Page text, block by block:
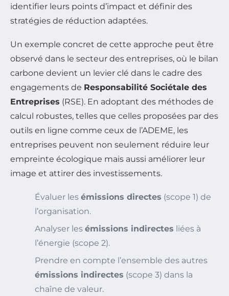
identifier leurs points d’impact et définir des
stratégies de réduction adaptées.
Un exemple concret de cette approche peut être
observé dans le secteur des entreprises, où le bilan
carbone devient un levier clé dans le cadre des
engagements de Responsabilité Sociétale des
Entreprises (RSE). En adoptant des méthodes de
calcul robustes, telles que celles proposées par des
outils en ligne comme ceux de l’ADEME, les
entreprises peuvent non seulement réduire leur
empreinte écologique mais aussi améliorer leur
image et attirer des investissements.
Évaluer les émissions directes (scope 1) de
l’organisation.
Analyser les émissions indirectes liées à
l’énergie (scope 2).
Prendre en compte l’ensemble des autres
émissions indirectes (scope 3) dans la
chaîne de valeur.